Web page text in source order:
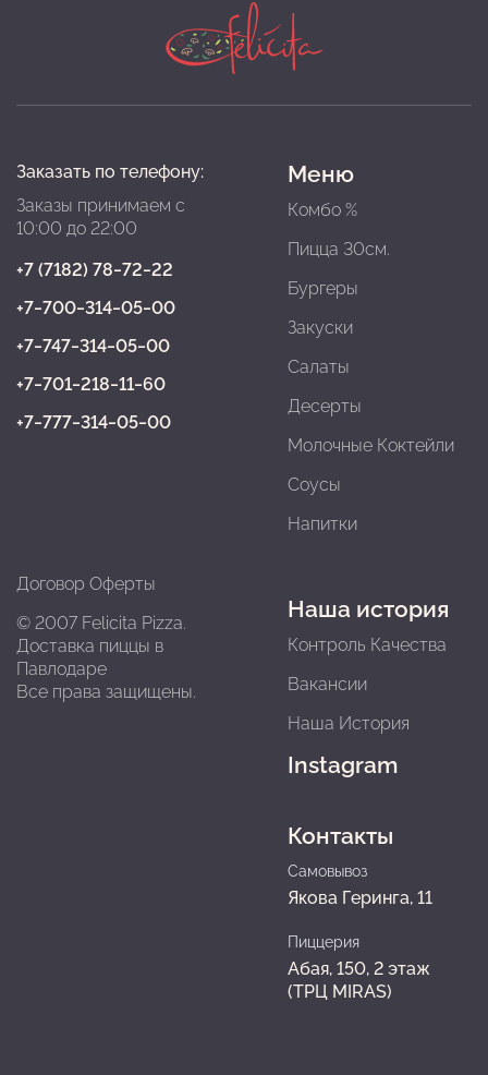
Заказать по телефону:
Заказы принимаем с
10:00 до 22:00
+7 (7182) 78‒72‒22
+7‒700‒314‒05‒00
+7‒747‒314‒05‒00
+7‒701‒218‒11‒60
+7‒777‒314‒05‒00
Договор Оферты
© 2007 Felicita Pizza.
Доставка пиццы в
Павлодарe
Все права защищены.
Меню
Комбо %
Пицца 30см.
Бургеры
Закуски
Салаты
Десерты
Молочные Коктейли
Соусы
Напитки
Наша история
Контроль Качества
Вакансии
Наша История
Instagram
Контакты
Самовывоз
Якова Геринга, 11
Пиццерия
Абая, 150, 2 этаж
(ТРЦ MIRAS)